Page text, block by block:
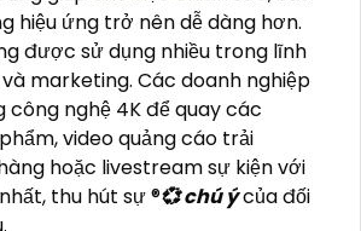
hiệu ứng trở nên dễ dàng hơn.
được sử dụng nhiều trong lĩnh
marketing. Các doanh nghiệp
công nghệ 4K để quay các
video quảng cáo trải
hoặc livestream sự kiện với
thu hút sự ®️💞 chú ýcủa đối